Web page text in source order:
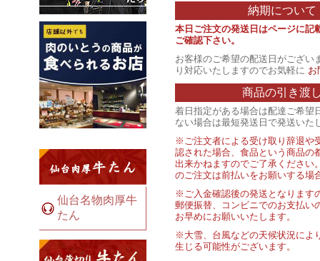
仙台名物肉厚牛
たん
納期について
本日ご注文の発送日はページに記
ご確認下さい。
お客様のご希望の配送日がござい
り対応いたしますのでお気軽に お
商品の引き渡
着日指定がある場合は配達ご希望
ない場合は最短発送日で発送いた
※ご注文者による受け取り辞退や
認された場合、食品という商品の
出来かねますのでご了承ください
のご注文は前払いをお願いする場
※ご入金確認後の発送となります
郵便振替、コンビニでのお支払い
お早めにお願いいたします。
※大雪、台風などの天候状況によ
生じる可能性がございます。